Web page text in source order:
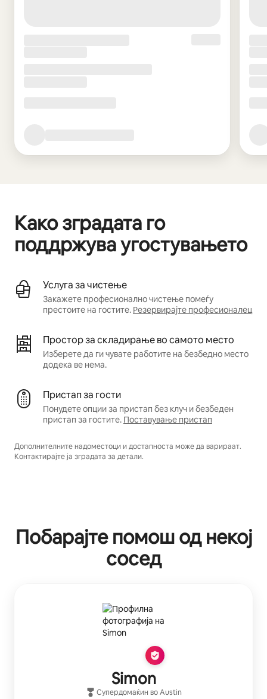
Како зградата го
поддржува угостувањето
Услуга за чистење
Закажете професионално чистење помеѓу
престоите на гостите. Резервирајте професионалец
Простор за складирање во самото место
Изберете да ги чувате работите на безбедно место
додека ве нема.
Пристап за гости
Понудете опции за пристап без клуч и безбеден
пристап за гостите. Поставување пристап
Дополнителните надоместоци и достапноста може да варираат.
Контактирајте ја зградата за детали.
Побарајте помош од некој
сосед
Simon
Супердомаќин воAustin